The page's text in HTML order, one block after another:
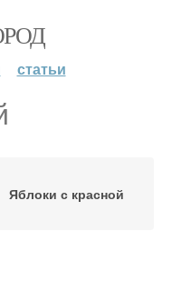
статьи
Яблоки с красной